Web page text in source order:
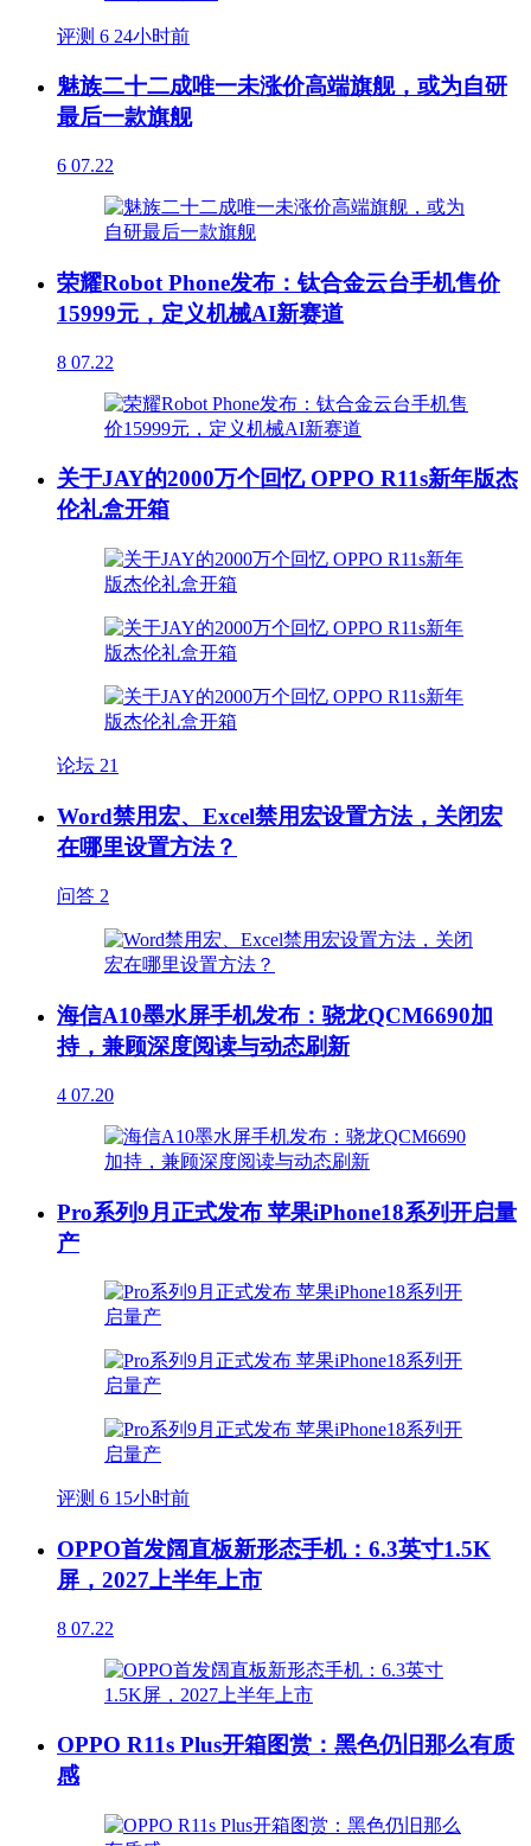
评测 6 24小时前
魅族二十二成唯一未涨价高端旗舰，或为自研
最后一款旗舰
6 07.22
荣耀Robot Phone发布：钛合金云台手机售价
15999元，定义机械AI新赛道
8 07.22
关于JAY的2000万个回忆 OPPO R11s新年版杰
伦礼盒开箱
论坛 21
Word禁用宏、Excel禁用宏设置方法，关闭宏
在哪里设置方法？
问答 2
海信A10墨水屏手机发布：骁龙QCM6690加
持，兼顾深度阅读与动态刷新
4 07.20
Pro系列9月正式发布 苹果iPhone18系列开启量
产
评测 6 15小时前
OPPO首发阔直板新形态手机：6.3英寸1.5K
屏，2027上半年上市
8 07.22
OPPO R11s Plus开箱图赏：黑色仍旧那么有质
感